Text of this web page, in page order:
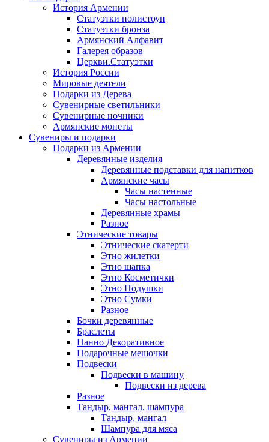
История Армении
Статуэтки полистоун
Статуэтки бронза
Армянский Алфавит
Галерея образов
Церкви.Статуэтки
История России
Мировые деятели
Подарки из Дерева
Сувенирные светильники
Сувенирные ночники
Армянские монеты
Сувениры и подарки
Подарки из Армении
Деревянные изделия
Деревянные подставки для напитков
Армянские часы
Часы настенные
Часы настольные
Деревянные храмы
Разное
Этнические товары
Этнические скатерти
Этно жилетки
Этно шапка
Этно Косметички
Этно Подушки
Этно Сумки
Разное
Бочки деревянные
Браслеты
Панно Декоративное
Подарочные мешочки
Подвески
Подвески в машину
Подвески из дерева
Разное
Тандыр, мангал, шампура
Тандыр, мангал
Шампура для мяса
Сувениры из Армении